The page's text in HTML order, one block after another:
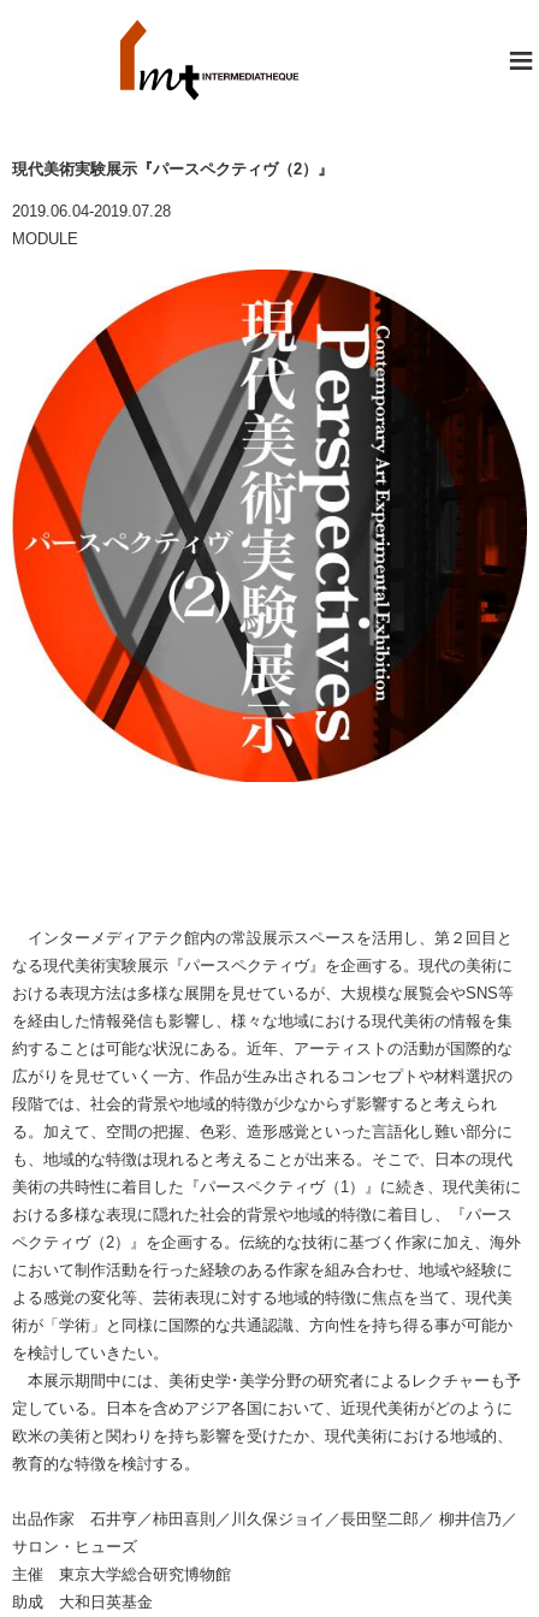
≡
現代美術実験展示『パースペクティヴ（2）』
2019.06.04-2019.07.28
MODULE
インターメディアテク館内の常設展示スペースを活用し、第２回目と
なる現代美術実験展示『パースペクティヴ』を企画する。現代の美術に
おける表現方法は多様な展開を見せているが、大規模な展覧会やSNS等
を経由した情報発信も影響し、様々な地域における現代美術の情報を集
約することは可能な状況にある。近年、アーティストの活動が国際的な
広がりを見せていく一方、作品が生み出されるコンセプトや材料選択の
段階では、社会的背景や地域的特徴が少なからず影響すると考えられ
る。加えて、空間の把握、色彩、造形感覚といった言語化し難い部分に
も、地域的な特徴は現れると考えることが出来る。そこで、日本の現代
美術の共時性に着目した『パースペクティヴ（1）』に続き、現代美術に
おける多様な表現に隠れた社会的背景や地域的特徴に着目し、『パース
ペクティヴ（2）』を企画する。伝統的な技術に基づく作家に加え、海外
において制作活動を行った経験のある作家を組み合わせ、地域や経験に
よる感覚の変化等、芸術表現に対する地域的特徴に焦点を当て、現代美
術が「学術」と同様に国際的な共通認識、方向性を持ち得る事が可能か
を検討していきたい。
本展示期間中には、美術史学･美学分野の研究者によるレクチャーも予
定している。日本を含めアジア各国において、近現代美術がどのように
欧米の美術と関わりを持ち影響を受けたか、現代美術における地域的、
教育的な特徴を検討する。
出品作家 石井亨／柿田喜則／川久保ジョイ／長田堅二郎／ 柳井信乃／
サロン・ヒューズ
主催 東京大学総合研究博物館
助成 大和日英基金